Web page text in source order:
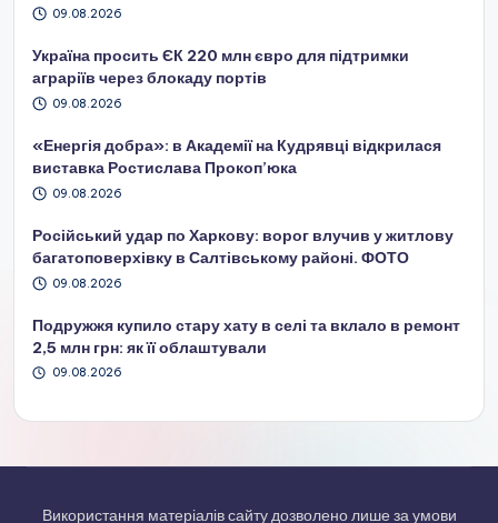
09.08.2026
Україна просить ЄК 220 млн євро для підтримки
аграріїв через блокаду портів
09.08.2026
«Енергія добра»: в Академії на Кудрявці відкрилася
виставка Ростислава Прокоп’юка
09.08.2026
Російський удар по Харкову: ворог влучив у житлову
багатоповерхівку в Салтівському районі. ФОТО
09.08.2026
Подружжя купило стару хату в селі та вклало в ремонт
2,5 млн грн: як її облаштували
09.08.2026
Використання матеріалів сайту дозволено лише за умови